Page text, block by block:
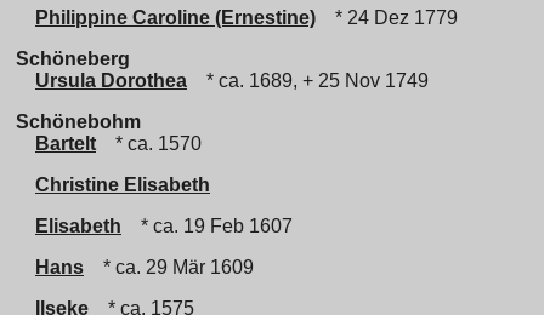
Philippine Caroline (Ernestine)
* 24 Dez 1779
Schöneberg
Ursula Dorothea
* ca. 1689, + 25 Nov 1749
Schönebohm
Bartelt
* ca. 1570
Christine Elisabeth
Elisabeth
* ca. 19 Feb 1607
Hans
* ca. 29 Mär 1609
Ilseke
* ca. 1575